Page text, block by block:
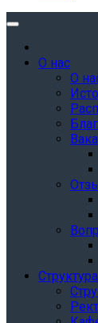
О нас
О
Структура